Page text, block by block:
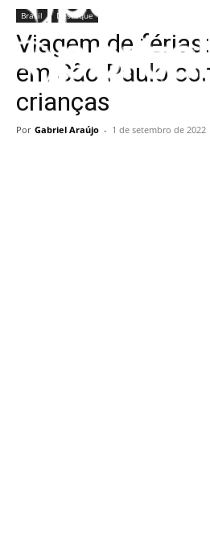
Brasil Destaque
Viagem de
em São Paulo
crianças
Por Gabriel Araújo - 1 de setembro de 2022